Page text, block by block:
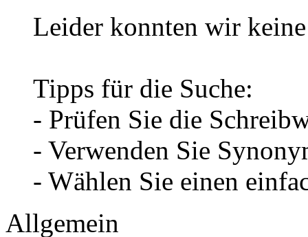
Leider konnten wir
Tipps für die Suche:
- Prüfen Sie die
- Verwenden Sie
- Wählen Sie einen
Allgemein